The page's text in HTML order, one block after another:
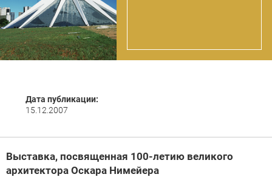
Дата публикации:
15.12.2007
Выставка, посвященная 100-летию великого
архитектора Оскара Нимейера